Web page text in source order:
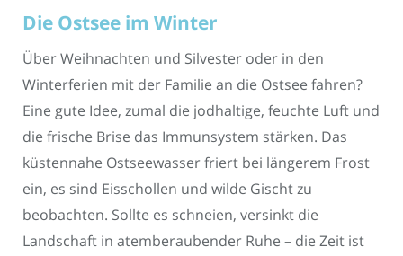
Die Ostsee im Winter
Über Weihnachten und Silvester oder in den
Winterferien mit der Familie an die Ostsee fahren?
Eine gute Idee, zumal die jodhaltige, feuchte Luft und
die frische Brise das Immunsystem stärken. Das
küstennahe Ostseewasser friert bei längerem Frost
ein, es sind Eisschollen und wilde Gischt zu
beobachten. Sollte es schneien, versinkt die
Landschaft in atemberaubender Ruhe – die Zeit ist